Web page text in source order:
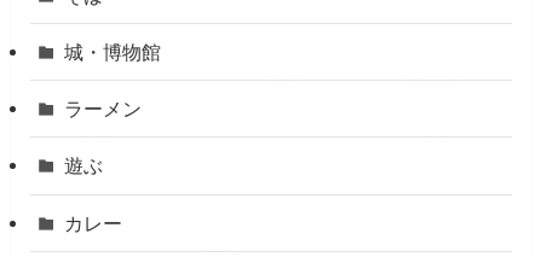
城・博物館
ラーメン
遊ぶ
カレー